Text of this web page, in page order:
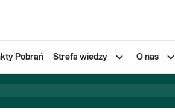
Pobrań Strefa wiedzy O nas